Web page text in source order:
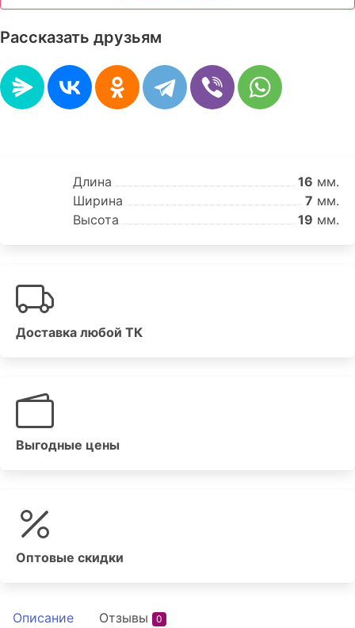
Рассказать друзьям
Длина 16 мм.
Ширина
7 мм.
Высота
19 мм.
Доставка любой ТК
Выгодные цены
Оптовые скидки
Описание Отзывы 0